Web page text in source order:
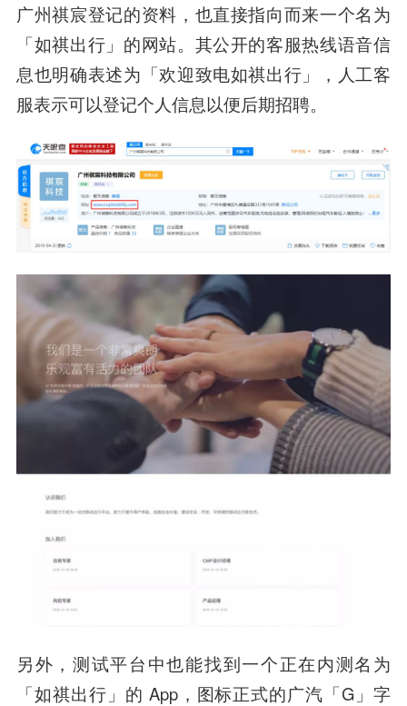
广州祺宸登记的资料，也直接指向而来一个名为
「如祺出行」的网站。其公开的客服热线语音信
息也明确表述为「欢迎致电如祺出行」，人工客
服表示可以登记个人信息以便后期招聘。
另外，测试平台中也能找到一个正在内测名为
「如祺出行」的 App，图标正式的广汽「G」字